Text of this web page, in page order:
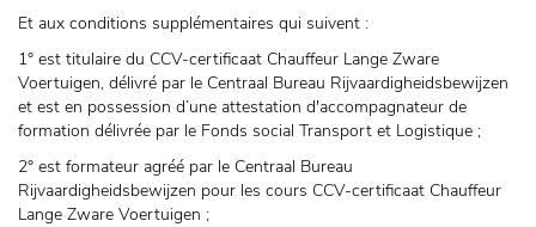
Et aux conditions supplémentaires qui suivent :
1° est titulaire du CCV-certificaat Chauffeur Lange Zware
Voertuigen, délivré par le Centraal Bureau Rijvaardigheidsbewijzen
et est en possession d’une attestation d'accompagnateur de
formation délivrée par le Fonds social Transport et Logistique ;
2° est formateur agréé par le Centraal Bureau
Rijvaardigheidsbewijzen pour les cours CCV-certificaat Chauffeur
Lange Zware Voertuigen ;